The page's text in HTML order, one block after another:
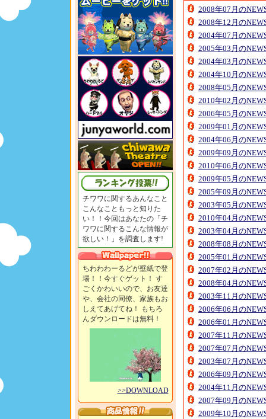
チワワに関するあんなこと
こんなこともっと知りた
い！！今回はあなたの「チ
ワワに関するこんな情報が
欲しい！」を調査します!
ちわわわーるどが壁紙で登
場！！今すぐゲット！ す
ごくかわいいので、お友達
や、会社の同僚、家族もお
しえてあげてね！ もちろ
んダウンロードは無料！
>>DOWNLOAD
2008年07月の
2008年12月の
2004年07月の
2005年03月の
2004年03月の
2004年10月の
2008年05月の
2010年02月の
2006年05月の
2009年01月の
2004年06月の
2009年09月の
2010年06月の
2009年05月の
2005年09月の
2003年05月の
2010年04月の
2003年04月の
2008年08月の
2005年01月の
2007年02月の
2008年04月の
2003年11月の
2006年06月の
2006年01月の
2007年11月の
2007年07月の
2003年07月の
2006年09月の
2004年11月の
2007年09月の
2009年10月の